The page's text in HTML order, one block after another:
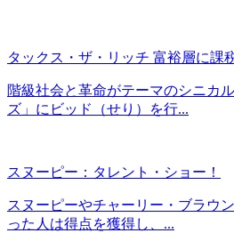
タックス・ザ・リッチ 富裕層に課
階級社会と革命がテーマのシニカ
ズ」にビッド（せり）を行...
スヌーピー：タレント・ショー！
スヌーピーやチャーリー・ブラウ
った人は得点を獲得し、...